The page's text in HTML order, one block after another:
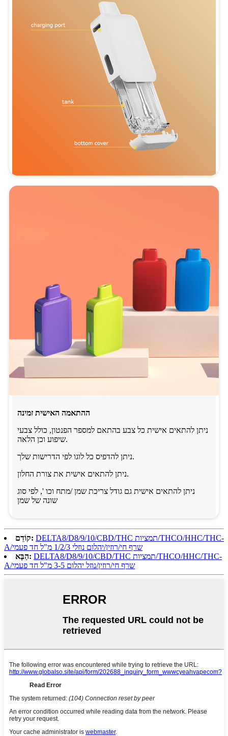
ההתאמה האישית זמינה
ניתן להתאים אישית כל צבע בהתאם למספר הפנטון, כולל צבעי
שיפוע וכן הלאה.
ניתן להדפיס כל לוגו לפי הדרישות שלך.
ניתן להתאים אישית את צורת החלון.
ניתן להתאים אישית גם גודל צריכת שמן /מתח וכו ', לפי סוג
שונה של שמן
קוֹדֵם: DELTA8/D8/9/10/CBD/THC תמציות/THCO/HHC/THC-
A/שרף חי/רוזין/יהלום נוזלי 1/2/3 מ"ל חד פעמי
הַבָּא: DELTA8/D8/9/10/CBD/THC תמציות/THCO/HHC/THC-
A/שרף חי/רוזין/נוזל יהלום 3-5 מ"ל חד פעמי